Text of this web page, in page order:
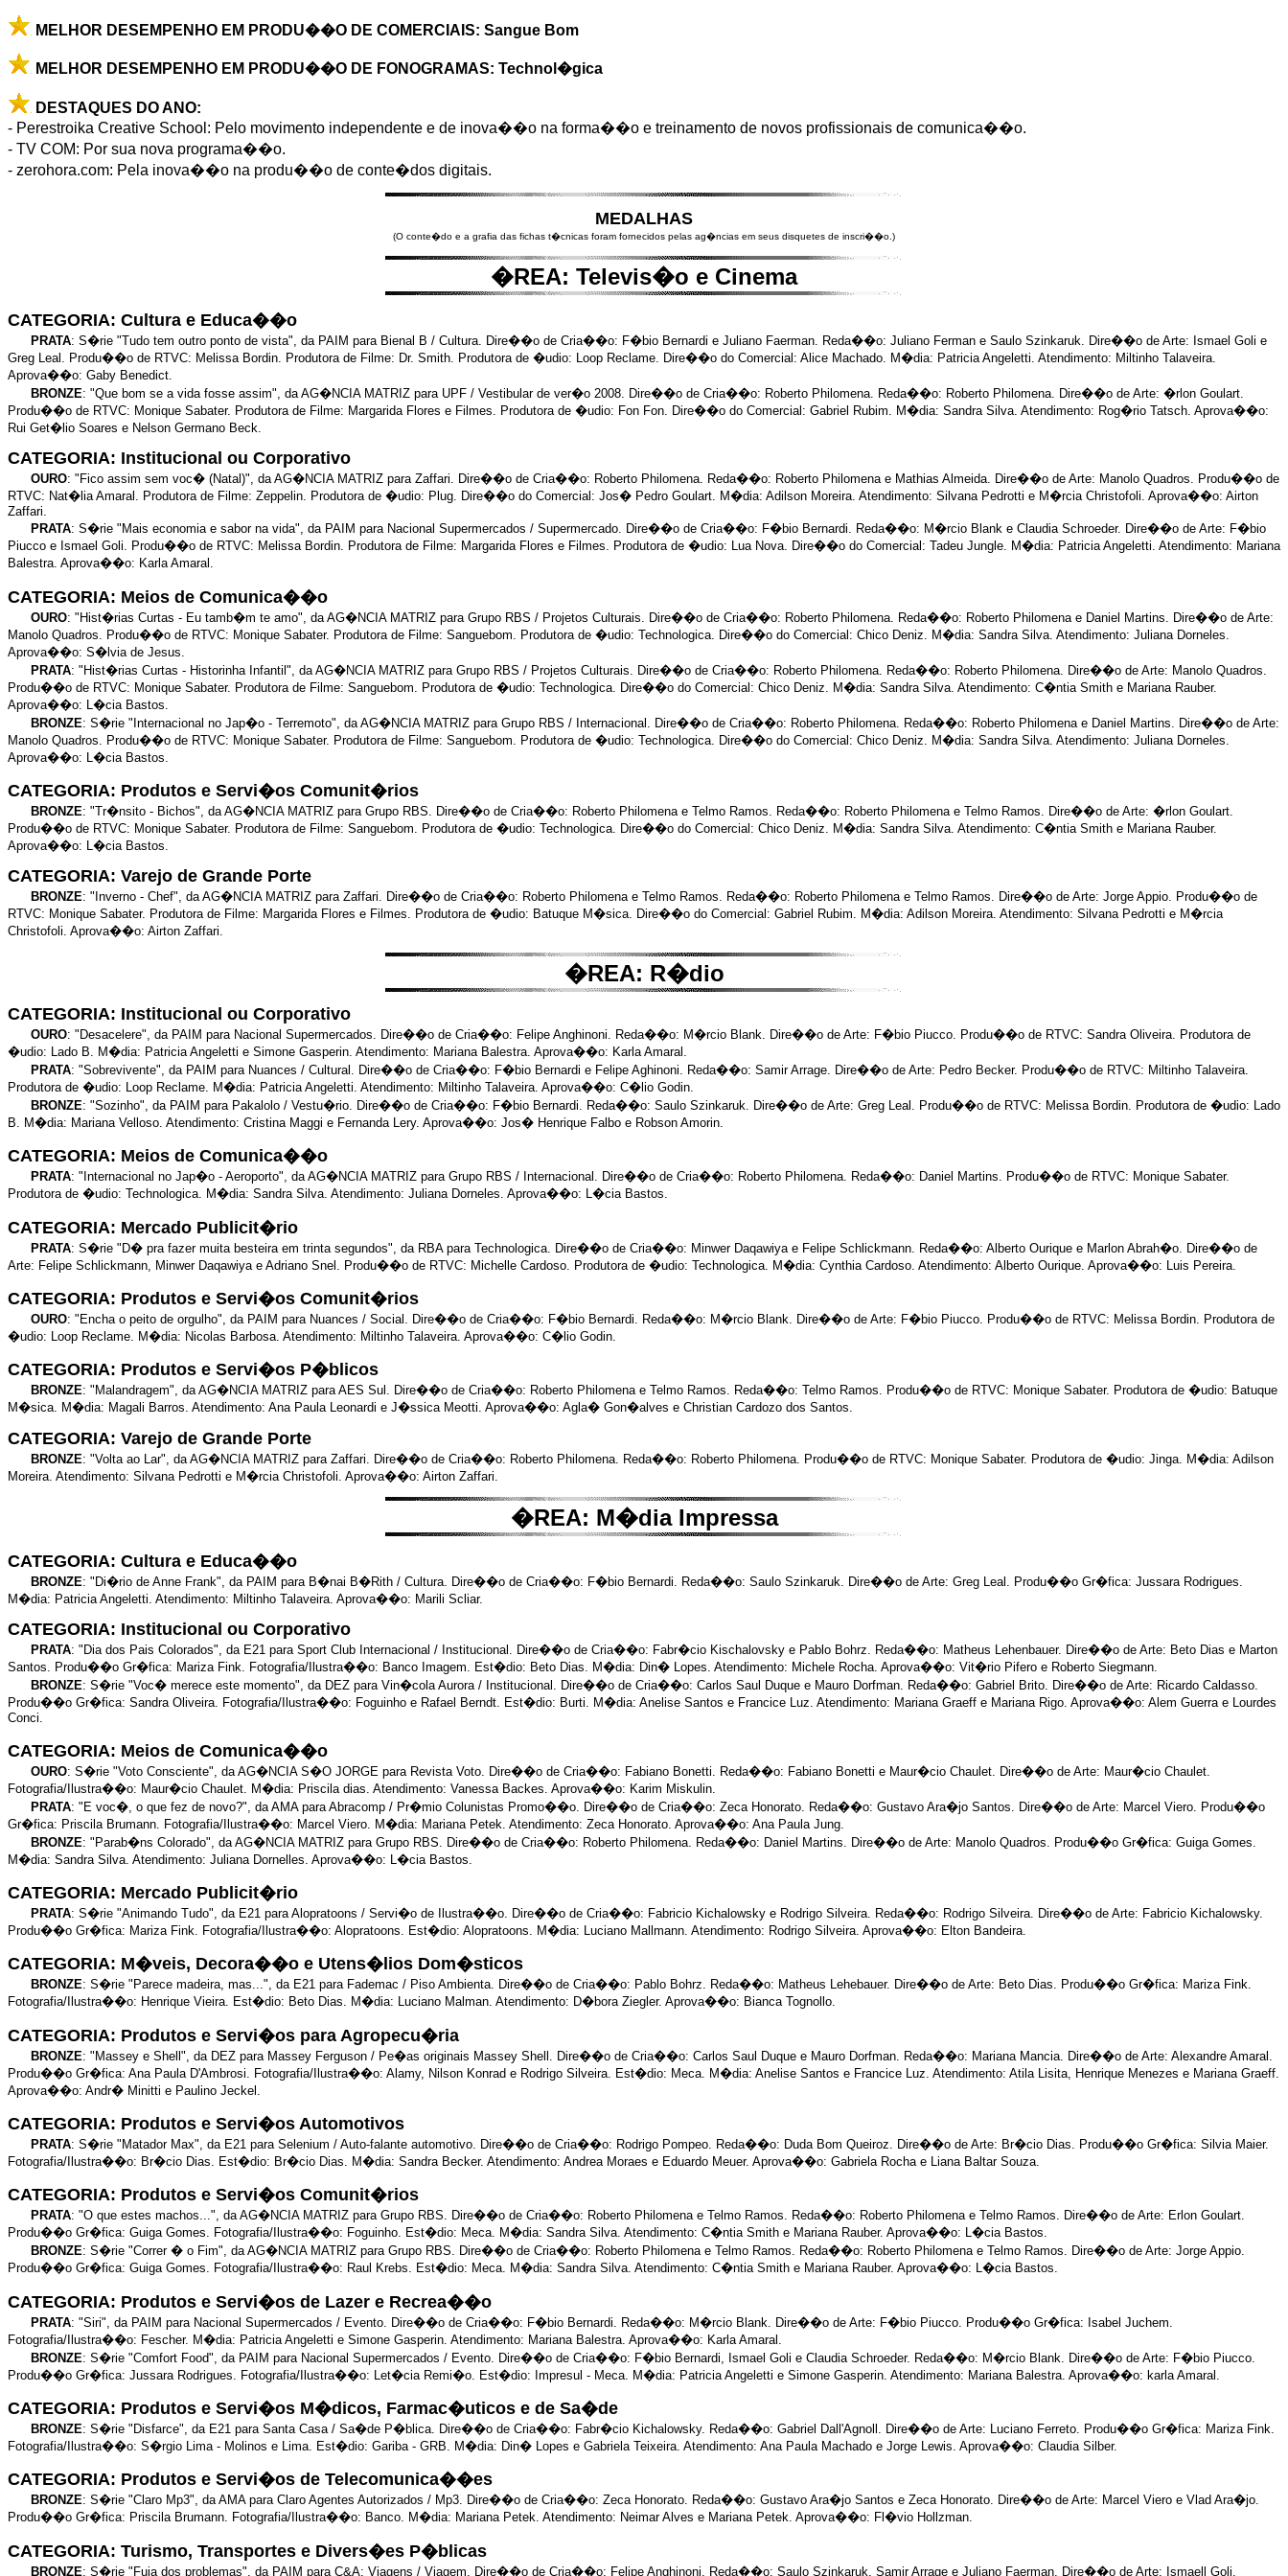
MELHOR DESEMPENHO EM PRODU��O DE COMERCIAIS: Sangue Bom
MELHOR DESEMPENHO EM PRODU��O DE FONOGRAMAS: Technol�gica
DESTAQUES DO ANO:
- Perestroika Creative School: Pelo movimento independente e de inova��o na forma��o e treinamento de novos profissionais de comunica��o.
- TV COM: Por sua nova programa��o.
- zerohora.com: Pela inova��o na produ��o de conte�dos digitais.
MEDALHAS
(O conte�do e a grafia das fichas t�cnicas foram fornecidos pelas ag�ncias em seus disquetes de inscri��o.)
�REA: Televis�o e Cinema
CATEGORIA: Cultura e Educa��o
PRATA: S�rie "Tudo tem outro ponto de vista", da PAIM para Bienal B / Cultura. Dire��o de Cria��o: F�bio Bernardi e Juliano Faerman. Reda��o: Juliano Ferman e Saulo Szinkaruk. Dire��o de Arte: Ismael Goli e
Greg Leal. Produ��o de RTVC: Melissa Bordin. Produtora de Filme: Dr. Smith. Produtora de �udio: Loop Reclame. Dire��o do Comercial: Alice Machado. M�dia: Patricia Angeletti. Atendimento: Miltinho Talaveira.
Aprova��o: Gaby Benedict.
BRONZE: "Que bom se a vida fosse assim", da AG�NCIA MATRIZ para UPF / Vestibular de ver�o 2008. Dire��o de Cria��o: Roberto Philomena. Reda��o: Roberto Philomena. Dire��o de Arte: �rlon Goulart.
Produ��o de RTVC: Monique Sabater. Produtora de Filme: Margarida Flores e Filmes. Produtora de �udio: Fon Fon. Dire��o do Comercial: Gabriel Rubim. M�dia: Sandra Silva. Atendimento: Rog�rio Tatsch. Aprova��o:
Rui Get�lio Soares e Nelson Germano Beck.
CATEGORIA: Institucional ou Corporativo
OURO: "Fico assim sem voc� (Natal)", da AG�NCIA MATRIZ para Zaffari. Dire��o de Cria��o: Roberto Philomena. Reda��o: Roberto Philomena e Mathias Almeida. Dire��o de Arte: Manolo Quadros. Produ��o de
RTVC: Nat�lia Amaral. Produtora de Filme: Zeppelin. Produtora de �udio: Plug. Dire��o do Comercial: Jos� Pedro Goulart. M�dia: Adilson Moreira. Atendimento: Silvana Pedrotti e M�rcia Christofoli. Aprova��o: Airton
Zaffari.
PRATA: S�rie "Mais economia e sabor na vida", da PAIM para Nacional Supermercados / Supermercado. Dire��o de Cria��o: F�bio Bernardi. Reda��o: M�rcio Blank e Claudia Schroeder. Dire��o de Arte: F�bio
Piucco e Ismael Goli. Produ��o de RTVC: Melissa Bordin. Produtora de Filme: Margarida Flores e Filmes. Produtora de �udio: Lua Nova. Dire��o do Comercial: Tadeu Jungle. M�dia: Patricia Angeletti. Atendimento: Mariana
Balestra. Aprova��o: Karla Amaral.
CATEGORIA: Meios de Comunica��o
OURO: "Hist�rias Curtas - Eu tamb�m te amo", da AG�NCIA MATRIZ para Grupo RBS / Projetos Culturais. Dire��o de Cria��o: Roberto Philomena. Reda��o: Roberto Philomena e Daniel Martins. Dire��o de Arte:
Manolo Quadros. Produ��o de RTVC: Monique Sabater. Produtora de Filme: Sanguebom. Produtora de �udio: Technologica. Dire��o do Comercial: Chico Deniz. M�dia: Sandra Silva. Atendimento: Juliana Dorneles.
Aprova��o: S�lvia de Jesus.
PRATA: "Hist�rias Curtas - Historinha Infantil", da AG�NCIA MATRIZ para Grupo RBS / Projetos Culturais. Dire��o de Cria��o: Roberto Philomena. Reda��o: Roberto Philomena. Dire��o de Arte: Manolo Quadros.
Produ��o de RTVC: Monique Sabater. Produtora de Filme: Sanguebom. Produtora de �udio: Technologica. Dire��o do Comercial: Chico Deniz. M�dia: Sandra Silva. Atendimento: C�ntia Smith e Mariana Rauber.
Aprova��o: L�cia Bastos.
BRONZE: S�rie "Internacional no Jap�o - Terremoto", da AG�NCIA MATRIZ para Grupo RBS / Internacional. Dire��o de Cria��o: Roberto Philomena. Reda��o: Roberto Philomena e Daniel Martins. Dire��o de Arte:
Manolo Quadros. Produ��o de RTVC: Monique Sabater. Produtora de Filme: Sanguebom. Produtora de �udio: Technologica. Dire��o do Comercial: Chico Deniz. M�dia: Sandra Silva. Atendimento: Juliana Dorneles.
Aprova��o: L�cia Bastos.
CATEGORIA: Produtos e Servi�os Comunit�rios
BRONZE: "Tr�nsito - Bichos", da AG�NCIA MATRIZ para Grupo RBS. Dire��o de Cria��o: Roberto Philomena e Telmo Ramos. Reda��o: Roberto Philomena e Telmo Ramos. Dire��o de Arte: �rlon Goulart.
Produ��o de RTVC: Monique Sabater. Produtora de Filme: Sanguebom. Produtora de �udio: Technologica. Dire��o do Comercial: Chico Deniz. M�dia: Sandra Silva. Atendimento: C�ntia Smith e Mariana Rauber.
Aprova��o: L�cia Bastos.
CATEGORIA: Varejo de Grande Porte
BRONZE: "Inverno - Chef", da AG�NCIA MATRIZ para Zaffari. Dire��o de Cria��o: Roberto Philomena e Telmo Ramos. Reda��o: Roberto Philomena e Telmo Ramos. Dire��o de Arte: Jorge Appio. Produ��o de
RTVC: Monique Sabater. Produtora de Filme: Margarida Flores e Filmes. Produtora de �udio: Batuque M�sica. Dire��o do Comercial: Gabriel Rubim. M�dia: Adilson Moreira. Atendimento: Silvana Pedrotti e M�rcia
Christofoli. Aprova��o: Airton Zaffari.
�REA: R�dio
CATEGORIA: Institucional ou Corporativo
OURO: "Desacelere", da PAIM para Nacional Supermercados. Dire��o de Cria��o: Felipe Anghinoni. Reda��o: M�rcio Blank. Dire��o de Arte: F�bio Piucco. Produ��o de RTVC: Sandra Oliveira. Produtora de
�udio: Lado B. M�dia: Patricia Angeletti e Simone Gasperin. Atendimento: Mariana Balestra. Aprova��o: Karla Amaral.
PRATA: "Sobrevivente", da PAIM para Nuances / Cultural. Dire��o de Cria��o: F�bio Bernardi e Felipe Aghinoni. Reda��o: Samir Arrage. Dire��o de Arte: Pedro Becker. Produ��o de RTVC: Miltinho Talaveira.
Produtora de �udio: Loop Reclame. M�dia: Patricia Angeletti. Atendimento: Miltinho Talaveira. Aprova��o: C�lio Godin.
BRONZE: "Sozinho", da PAIM para Pakalolo / Vestu�rio. Dire��o de Cria��o: F�bio Bernardi. Reda��o: Saulo Szinkaruk. Dire��o de Arte: Greg Leal. Produ��o de RTVC: Melissa Bordin. Produtora de �udio: Lado
B. M�dia: Mariana Velloso. Atendimento: Cristina Maggi e Fernanda Lery. Aprova��o: Jos� Henrique Falbo e Robson Amorin.
CATEGORIA: Meios de Comunica��o
PRATA: "Internacional no Jap�o - Aeroporto", da AG�NCIA MATRIZ para Grupo RBS / Internacional. Dire��o de Cria��o: Roberto Philomena. Reda��o: Daniel Martins. Produ��o de RTVC: Monique Sabater.
Produtora de �udio: Technologica. M�dia: Sandra Silva. Atendimento: Juliana Dorneles. Aprova��o: L�cia Bastos.
CATEGORIA: Mercado Publicit�rio
PRATA: S�rie "D� pra fazer muita besteira em trinta segundos", da RBA para Technologica. Dire��o de Cria��o: Minwer Daqawiya e Felipe Schlickmann. Reda��o: Alberto Ourique e Marlon Abrah�o. Dire��o de
Arte: Felipe Schlickmann, Minwer Daqawiya e Adriano Snel. Produ��o de RTVC: Michelle Cardoso. Produtora de �udio: Technologica. M�dia: Cynthia Cardoso. Atendimento: Alberto Ourique. Aprova��o: Luis Pereira.
CATEGORIA: Produtos e Servi�os Comunit�rios
OURO: "Encha o peito de orgulho", da PAIM para Nuances / Social. Dire��o de Cria��o: F�bio Bernardi. Reda��o: M�rcio Blank. Dire��o de Arte: F�bio Piucco. Produ��o de RTVC: Melissa Bordin. Produtora de
�udio: Loop Reclame. M�dia: Nicolas Barbosa. Atendimento: Miltinho Talaveira. Aprova��o: C�lio Godin.
CATEGORIA: Produtos e Servi�os P�blicos
BRONZE: "Malandragem", da AG�NCIA MATRIZ para AES Sul. Dire��o de Cria��o: Roberto Philomena e Telmo Ramos. Reda��o: Telmo Ramos. Produ��o de RTVC: Monique Sabater. Produtora de �udio: Batuque
M�sica. M�dia: Magali Barros. Atendimento: Ana Paula Leonardi e J�ssica Meotti. Aprova��o: Agla� Gon�alves e Christian Cardozo dos Santos.
CATEGORIA: Varejo de Grande Porte
BRONZE: "Volta ao Lar", da AG�NCIA MATRIZ para Zaffari. Dire��o de Cria��o: Roberto Philomena. Reda��o: Roberto Philomena. Produ��o de RTVC: Monique Sabater. Produtora de �udio: Jinga. M�dia: Adilson
Moreira. Atendimento: Silvana Pedrotti e M�rcia Christofoli. Aprova��o: Airton Zaffari.
�REA: M�dia Impressa
CATEGORIA: Cultura e Educa��o
BRONZE: "Di�rio de Anne Frank", da PAIM para B�nai B�Rith / Cultura. Dire��o de Cria��o: F�bio Bernardi. Reda��o: Saulo Szinkaruk. Dire��o de Arte: Greg Leal. Produ��o Gr�fica: Jussara Rodrigues.
M�dia: Patricia Angeletti. Atendimento: Miltinho Talaveira. Aprova��o: Marili Scliar.
CATEGORIA: Institucional ou Corporativo
PRATA: "Dia dos Pais Colorados", da E21 para Sport Club Internacional / Institucional. Dire��o de Cria��o: Fabr�cio Kischalovsky e Pablo Bohrz. Reda��o: Matheus Lehenbauer. Dire��o de Arte: Beto Dias e Marton
Santos. Produ��o Gr�fica: Mariza Fink. Fotografia/Ilustra��o: Banco Imagem. Est�dio: Beto Dias. M�dia: Din� Lopes. Atendimento: Michele Rocha. Aprova��o: Vit�rio Pifero e Roberto Siegmann.
BRONZE: S�rie "Voc� merece este momento", da DEZ para Vin�cola Aurora / Institucional. Dire��o de Cria��o: Carlos Saul Duque e Mauro Dorfman. Reda��o: Gabriel Brito. Dire��o de Arte: Ricardo Caldasso.
Produ��o Gr�fica: Sandra Oliveira. Fotografia/Ilustra��o: Foguinho e Rafael Berndt. Est�dio: Burti. M�dia: Anelise Santos e Francice Luz. Atendimento: Mariana Graeff e Mariana Rigo. Aprova��o: Alem Guerra e Lourdes
Conci.
CATEGORIA: Meios de Comunica��o
OURO: S�rie "Voto Consciente", da AG�NCIA S�O JORGE para Revista Voto. Dire��o de Cria��o: Fabiano Bonetti. Reda��o: Fabiano Bonetti e Maur�cio Chaulet. Dire��o de Arte: Maur�cio Chaulet.
Fotografia/Ilustra��o: Maur�cio Chaulet. M�dia: Priscila dias. Atendimento: Vanessa Backes. Aprova��o: Karim Miskulin.
PRATA: "E voc�, o que fez de novo?", da AMA para Abracomp / Pr�mio Colunistas Promo��o. Dire��o de Cria��o: Zeca Honorato. Reda��o: Gustavo Ara�jo Santos. Dire��o de Arte: Marcel Viero. Produ��o
Gr�fica: Priscila Brumann. Fotografia/Ilustra��o: Marcel Viero. M�dia: Mariana Petek. Atendimento: Zeca Honorato. Aprova��o: Ana Paula Jung.
BRONZE: "Parab�ns Colorado", da AG�NCIA MATRIZ para Grupo RBS. Dire��o de Cria��o: Roberto Philomena. Reda��o: Daniel Martins. Dire��o de Arte: Manolo Quadros. Produ��o Gr�fica: Guiga Gomes.
M�dia: Sandra Silva. Atendimento: Juliana Dornelles. Aprova��o: L�cia Bastos.
CATEGORIA: Mercado Publicit�rio
PRATA: S�rie "Animando Tudo", da E21 para Alopratoons / Servi�o de Ilustra��o. Dire��o de Cria��o: Fabricio Kichalowsky e Rodrigo Silveira. Reda��o: Rodrigo Silveira. Dire��o de Arte: Fabricio Kichalowsky.
Produ��o Gr�fica: Mariza Fink. Fotografia/Ilustra��o: Alopratoons. Est�dio: Alopratoons. M�dia: Luciano Mallmann. Atendimento: Rodrigo Silveira. Aprova��o: Elton Bandeira.
CATEGORIA: M�veis, Decora��o e Utens�lios Dom�sticos
BRONZE: S�rie "Parece madeira, mas...", da E21 para Fademac / Piso Ambienta. Dire��o de Cria��o: Pablo Bohrz. Reda��o: Matheus Lehebauer. Dire��o de Arte: Beto Dias. Produ��o Gr�fica: Mariza Fink.
Fotografia/Ilustra��o: Henrique Vieira. Est�dio: Beto Dias. M�dia: Luciano Malman. Atendimento: D�bora Ziegler. Aprova��o: Bianca Tognollo.
CATEGORIA: Produtos e Servi�os para Agropecu�ria
BRONZE: "Massey e Shell", da DEZ para Massey Ferguson / Pe�as originais Massey Shell. Dire��o de Cria��o: Carlos Saul Duque e Mauro Dorfman. Reda��o: Mariana Mancia. Dire��o de Arte: Alexandre Amaral.
Produ��o Gr�fica: Ana Paula D'Ambrosi. Fotografia/Ilustra��o: Alamy, Nilson Konrad e Rodrigo Silveira. Est�dio: Meca. M�dia: Anelise Santos e Francice Luz. Atendimento: Atila Lisita, Henrique Menezes e Mariana Graeff.
Aprova��o: Andr� Minitti e Paulino Jeckel.
CATEGORIA: Produtos e Servi�os Automotivos
PRATA: S�rie "Matador Max", da E21 para Selenium / Auto-falante automotivo. Dire��o de Cria��o: Rodrigo Pompeo. Reda��o: Duda Bom Queiroz. Dire��o de Arte: Br�cio Dias. Produ��o Gr�fica: Silvia Maier.
Fotografia/Ilustra��o: Br�cio Dias. Est�dio: Br�cio Dias. M�dia: Sandra Becker. Atendimento: Andrea Moraes e Eduardo Meuer. Aprova��o: Gabriela Rocha e Liana Baltar Souza.
CATEGORIA: Produtos e Servi�os Comunit�rios
PRATA: "O que estes machos...", da AG�NCIA MATRIZ para Grupo RBS. Dire��o de Cria��o: Roberto Philomena e Telmo Ramos. Reda��o: Roberto Philomena e Telmo Ramos. Dire��o de Arte: Erlon Goulart.
Produ��o Gr�fica: Guiga Gomes. Fotografia/Ilustra��o: Foguinho. Est�dio: Meca. M�dia: Sandra Silva. Atendimento: C�ntia Smith e Mariana Rauber. Aprova��o: L�cia Bastos.
BRONZE: S�rie "Correr � o Fim", da AG�NCIA MATRIZ para Grupo RBS. Dire��o de Cria��o: Roberto Philomena e Telmo Ramos. Reda��o: Roberto Philomena e Telmo Ramos. Dire��o de Arte: Jorge Appio.
Produ��o Gr�fica: Guiga Gomes. Fotografia/Ilustra��o: Raul Krebs. Est�dio: Meca. M�dia: Sandra Silva. Atendimento: C�ntia Smith e Mariana Rauber. Aprova��o: L�cia Bastos.
CATEGORIA: Produtos e Servi�os de Lazer e Recrea��o
PRATA: "Siri", da PAIM para Nacional Supermercados / Evento. Dire��o de Cria��o: F�bio Bernardi. Reda��o: M�rcio Blank. Dire��o de Arte: F�bio Piucco. Produ��o Gr�fica: Isabel Juchem.
Fotografia/Ilustra��o: Fescher. M�dia: Patricia Angeletti e Simone Gasperin. Atendimento: Mariana Balestra. Aprova��o: Karla Amaral.
BRONZE: S�rie "Comfort Food", da PAIM para Nacional Supermercados / Evento. Dire��o de Cria��o: F�bio Bernardi, Ismael Goli e Claudia Schroeder. Reda��o: M�rcio Blank. Dire��o de Arte: F�bio Piucco.
Produ��o Gr�fica: Jussara Rodrigues. Fotografia/Ilustra��o: Let�cia Remi�o. Est�dio: Impresul - Meca. M�dia: Patricia Angeletti e Simone Gasperin. Atendimento: Mariana Balestra. Aprova��o: karla Amaral.
CATEGORIA: Produtos e Servi�os M�dicos, Farmac�uticos e de Sa�de
BRONZE: S�rie "Disfarce", da E21 para Santa Casa / Sa�de P�blica. Dire��o de Cria��o: Fabr�cio Kichalowsky. Reda��o: Gabriel Dall'Agnoll. Dire��o de Arte: Luciano Ferreto. Produ��o Gr�fica: Mariza Fink.
Fotografia/Ilustra��o: S�rgio Lima - Molinos e Lima. Est�dio: Gariba - GRB. M�dia: Din� Lopes e Gabriela Teixeira. Atendimento: Ana Paula Machado e Jorge Lewis. Aprova��o: Claudia Silber.
CATEGORIA: Produtos e Servi�os de Telecomunica��es
BRONZE: S�rie "Claro Mp3", da AMA para Claro Agentes Autorizados / Mp3. Dire��o de Cria��o: Zeca Honorato. Reda��o: Gustavo Ara�jo Santos e Zeca Honorato. Dire��o de Arte: Marcel Viero e Vlad Ara�jo.
Produ��o Gr�fica: Priscila Brumann. Fotografia/Ilustra��o: Banco. M�dia: Mariana Petek. Atendimento: Neimar Alves e Mariana Petek. Aprova��o: Fl�vio Hollzman.
CATEGORIA: Turismo, Transportes e Divers�es P�blicas
BRONZE: S�rie "Fuja dos problemas", da PAIM para C&A; Viagens / Viagem. Dire��o de Cria��o: Felipe Anghinoni. Reda��o: Saulo Szinkaruk, Samir Arrage e Juliano Faerman. Dire��o de Arte: Ismaell Goli,